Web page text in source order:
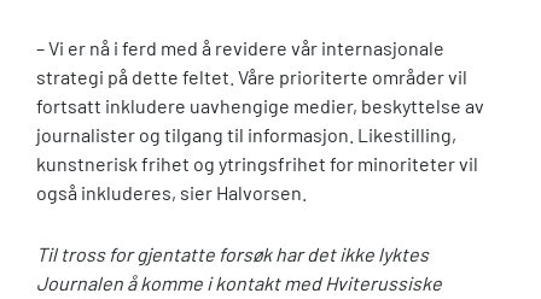
– Vi er nå i ferd med å revidere vår internasjonale
strategi på dette feltet. Våre prioriterte områder vil
fortsatt inkludere uavhengige medier, beskyttelse av
journalister og tilgang til informasjon. Likestilling,
kunstnerisk frihet og ytringsfrihet for minoriteter vil
også inkluderes, sier Halvorsen.
Til tross for gjentatte forsøk har det ikke lyktes
Journalen å komme i kontakt med Hviterussiske